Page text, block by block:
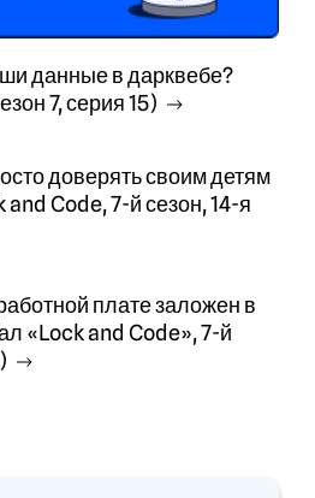
данные в дарквебе?
7, серия 15)
доверять своим детям
and Code, 7-й сезон, 14-я
плате заложен в
«Lock and Code», 7-й